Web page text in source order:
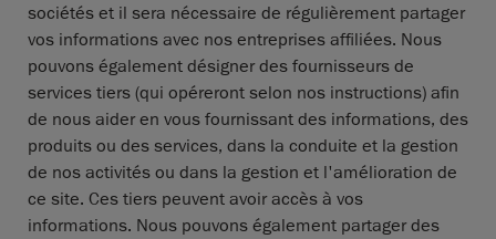
sociétés et il sera nécessaire de régulièrement partager
vos informations avec nos entreprises affiliées. Nous
pouvons également désigner des fournisseurs de
services tiers (qui opéreront selon nos instructions) afin
de nous aider en vous fournissant des informations, des
produits ou des services, dans la conduite et la gestion
de nos activités ou dans la gestion et l'amélioration de
ce site. Ces tiers peuvent avoir accès à vos
informations. Nous pouvons également partager des